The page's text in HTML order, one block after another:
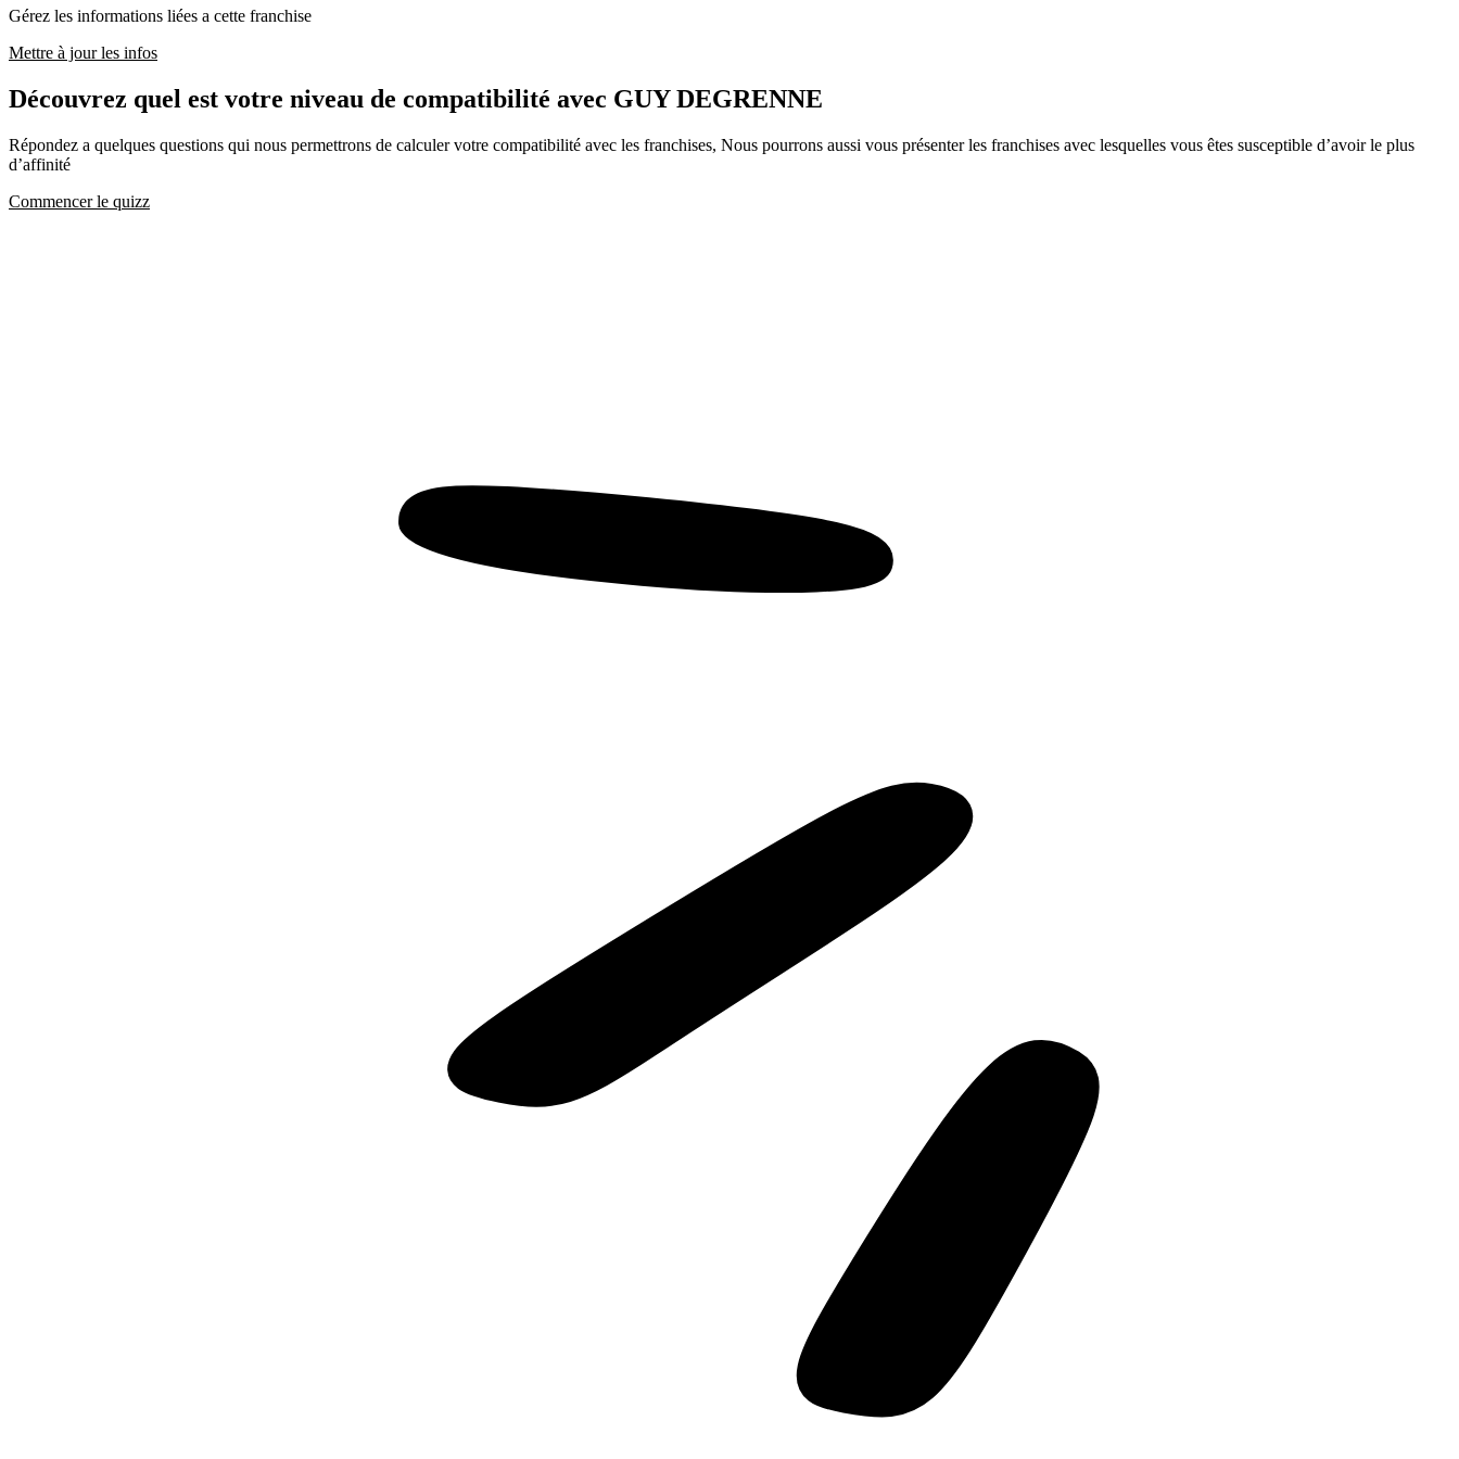
Gérez les informations liées a cette franchise
Mettre à jour les infos
Découvrez quel est votre niveau de compatibilité avec GUY DEGRENNE
Répondez a quelques questions qui nous permettrons de calculer votre compatibilité avec les franchises, Nous pourrons aussi vous présenter les franchises avec lesquelles vous êtes susceptible d’avoir le plus
d’affinité
Commencer le quizz